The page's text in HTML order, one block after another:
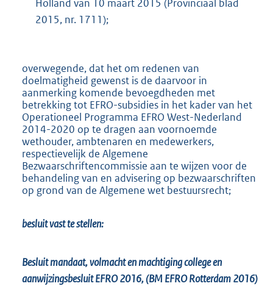
Holland van 10 maart 2015 (Provinciaal blad
2015, nr. 1711);
overwegende, dat het om redenen van
doelmatigheid gewenst is de daarvoor in
aanmerking komende bevoegdheden met
betrekking tot EFRO-subsidies in het kader van het
Operationeel Programma EFRO West-Nederland
2014-2020 op te dragen aan voornoemde
wethouder, ambtenaren en medewerkers,
respectievelijk de Algemene
Bezwaarschriftencommissie aan te wijzen voor de
behandeling van en advisering op bezwaarschriften
op grond van de Algemene wet bestuursrecht;
besluit vast te stellen:
Besluit mandaat, volmacht en machtiging college en
aanwijzingsbesluit EFRO 2016, (BM EFRO Rotterdam 2016)